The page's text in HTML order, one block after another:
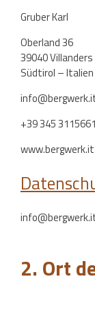
Gruber Karl
Oberland 36
39040 Villanders
Südtirol – Italien
+39 345 3115661
www.bergwerk.it
2. Ort